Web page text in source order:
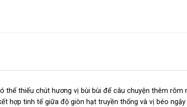
thể thiếu chút hương vị bùi bùi để câu chuyện thêm rôm
hợp tinh tế giữa độ giòn hạt truyền thống và vị béo